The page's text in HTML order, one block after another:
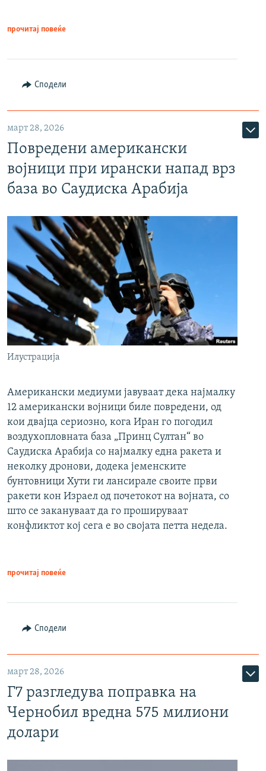
прочитај повеќе
Сподели
март 28, 2026
Повредени американски
војници при ирански напад врз
база во Саудиска Арабија
Илустрација
Американски медиуми јавуваат дека најмалку
12 американски војници биле повредени, од
кои двајца сериозно, кога Иран го погодил
воздухопловната база „Принц Султан“ во
Саудиска Арабија со најмалку една ракета и
неколку дронови, додека јеменските
бунтовници Хути ги лансирале своите први
ракети кон Израел од почетокот на војната, со
што се закануваат да го прошируваат
конфликтот кој сега е во својата петта недела.
прочитај повеќе
Сподели
март 28, 2026
Г7 разгледува поправка на
Чернобил вредна 575 милиони
долари